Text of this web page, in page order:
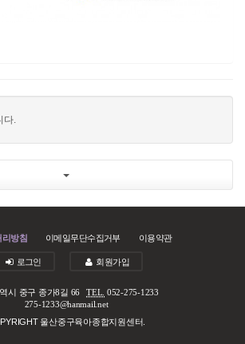
다.
리방침 이메일무단수집거부 이용약관
로그인 회원가입
시 중구 종가8길 66TEL. 052-275-1233
275-1233@hanmail.net
울산중구육아종합지원센터.